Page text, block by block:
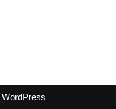
WordPress